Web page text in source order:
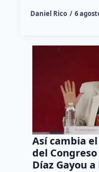
Daniel Rico 6
Así cambia
del
Díaz Gayou